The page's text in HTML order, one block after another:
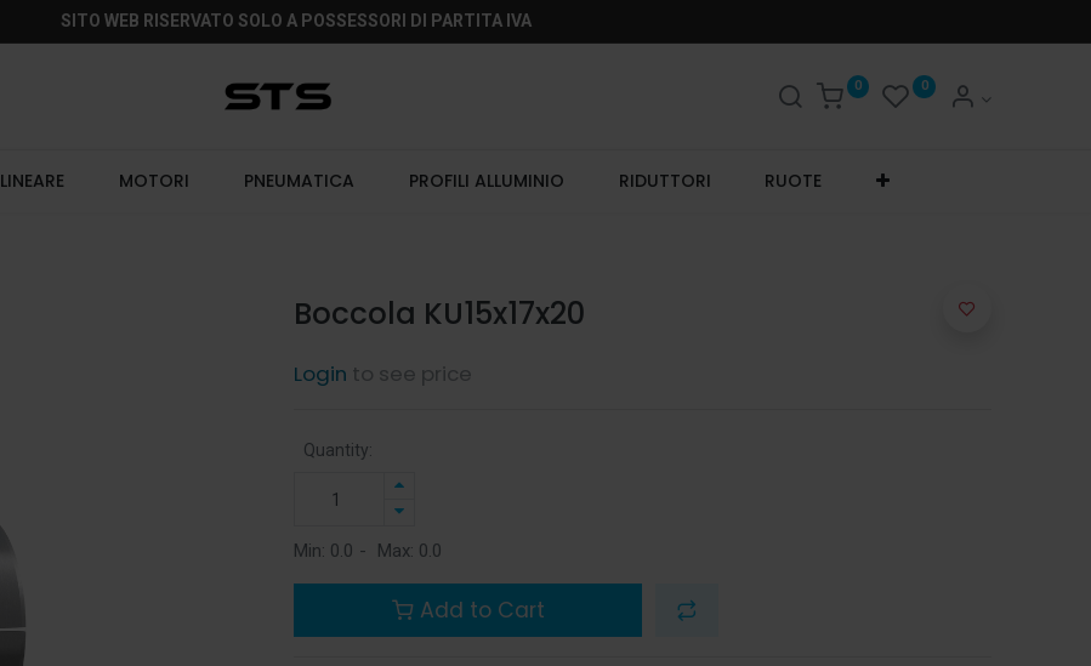
SITO WEB RISERVATO SOLO A POSSESSORI DI PARTITA IVA
0 0
LINEARE MOTORI PNEUMATICA PROFILI ALLUMINIO RIDUTTORI RUOTE
Boccola KU15x17x20
Login to see price
Quantity:
Min: 0.0 - Max: 0.0
Add to Cart